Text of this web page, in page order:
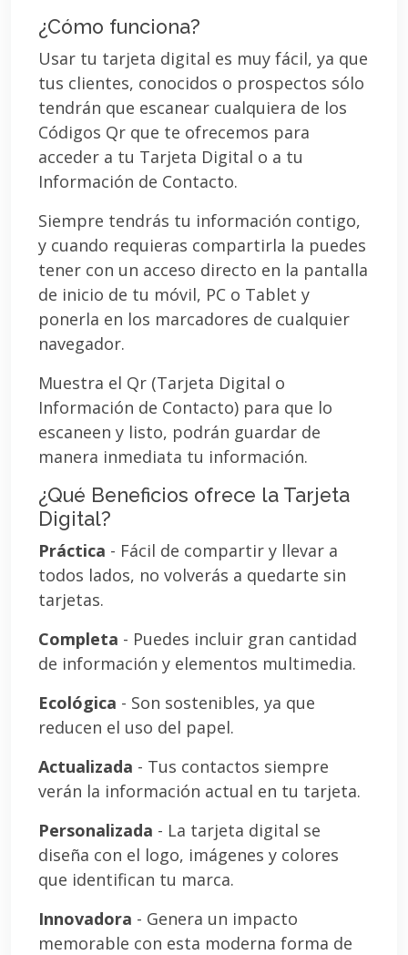
¿Cómo funciona?
Usar tu tarjeta digital es muy fácil, ya que
tus clientes, conocidos o prospectos sólo
tendrán que escanear cualquiera de los
Códigos Qr que te ofrecemos para
acceder a tu Tarjeta Digital o a tu
Información de Contacto.
Siempre tendrás tu información contigo,
y cuando requieras compartirla la puedes
tener con un acceso directo en la pantalla
de inicio de tu móvil, PC o Tablet y
ponerla en los marcadores de cualquier
navegador.
Muestra el Qr (Tarjeta Digital o
Información de Contacto) para que lo
escaneen y listo, podrán guardar de
manera inmediata tu información.
¿Qué Beneficios ofrece la Tarjeta
Digital?
Práctica - Fácil de compartir y llevar a
todos lados, no volverás a quedarte sin
tarjetas.
Completa - Puedes incluir gran cantidad
de información y elementos multimedia.
Ecológica - Son sostenibles, ya que
reducen el uso del papel.
Actualizada - Tus contactos siempre
verán la información actual en tu tarjeta.
Personalizada - La tarjeta digital se
diseña con el logo, imágenes y colores
que identifican tu marca.
Innovadora - Genera un impacto
memorable con esta moderna forma de